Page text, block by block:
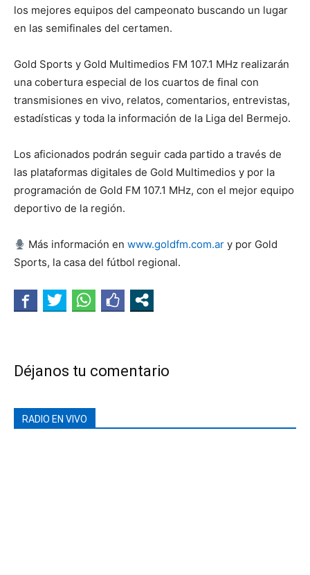
los mejores equipos del campeonato buscando un lugar
en las semifinales del certamen.
Gold Sports y Gold Multimedios FM 107.1 MHz realizarán
una cobertura especial de los cuartos de final con
transmisiones en vivo, relatos, comentarios, entrevistas,
estadísticas y toda la información de la Liga del Bermejo.
Los aficionados podrán seguir cada partido a través de
las plataformas digitales de Gold Multimedios y por la
programación de Gold FM 107.1 MHz, con el mejor equipo
deportivo de la región.
Más información enwww.goldfm.com.ar y por Gold
Sports, la casa del fútbol regional.
Déjanos tu comentario
RADIO EN VIVO